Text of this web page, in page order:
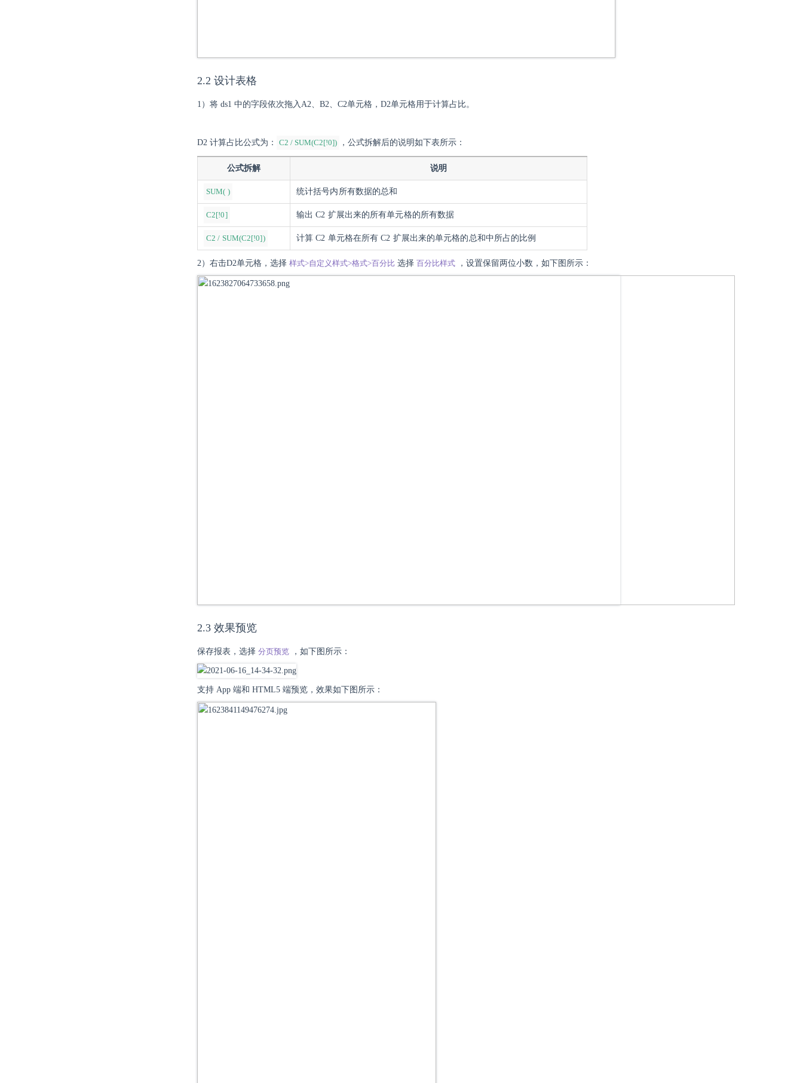
2.2 设计表格
1）将 ds1 中的字段依次拖入A2、B2、C2单元格，D2单元格用于计算占比。
D2 计算占比公式为： C2 / SUM(C2[!0]) ， 公式拆解后的说明如下表所示：
公式拆解 说明
SUM( ) 统计括号内所有数据的总和
C2[!0] 输出 C2 扩展出来的所有单元格的所有数据
C2 / SUM(C2[!0]) 计算 C2 单元格在所有 C2 扩展出来的单元格的总和中所占的比例
2）右击D2单元格，选择 样式>自定义样式>格式>百分比 选择 百分比样式 ，设置保留两位小数，如下图所示：
2.3 效果预览
保存报表，选择 分页预览 ，如下图所示：
支持 App 端和 HTML5 端预览，效果如下图所示：